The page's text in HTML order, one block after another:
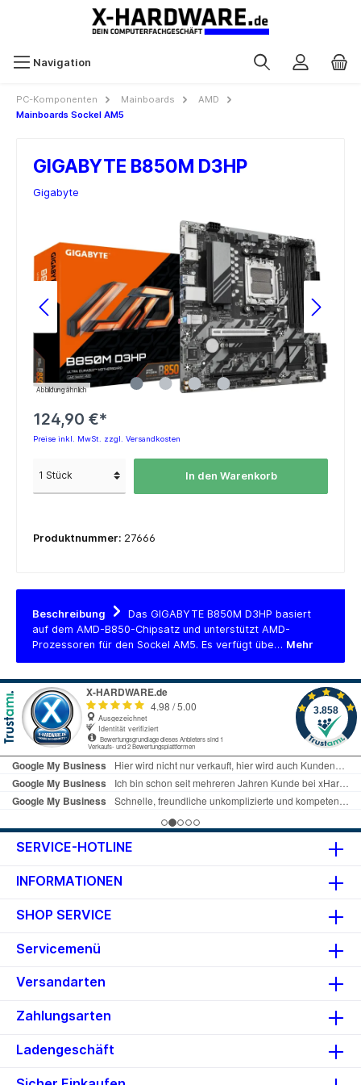
Navigation
PC-Komponenten Mainboards
AMD
Mainboards Sockel AM5
GIGABYTE B850M D3HP
Gigabyte
Abbildung ähnlich
124,90 €*
Preise inkl. MwSt. zzgl. Versandkosten
In den Warenkorb
Produktnummer: 27666
Beschreibung
Das GIGABYTE B850M D3HP basiert
auf dem AMD-B850-Chipsatz und unterstützt AMD-
Prozessoren für den Sockel AM5. Es verfügt übe… Mehr
SERVICE-HOTLINE
INFORMATIONEN
SHOP SERVICE
Servicemenü
Versandarten
Zahlungsarten
Ladengeschäft